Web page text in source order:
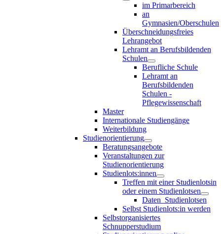
im Primarbereich
an
Gymnasien/Oberschulen
Überschneidungsfreies
Lehrangebot
Lehramt an Berufsbildenden
Schulen
Berufliche Schule
Lehramt an
Berufsbildenden
Schulen -
Pflegewissenschaft
Master
Internationale Studiengänge
Weiterbildung
Studienorientierung
Beratungsangebote
Veranstaltungen zur
Studienorientierung
Studienlots:innen
Treffen mit einer Studienlotsin
oder einem Studienlotsen
Daten_Studienlotsen
Selbst Studienlots:in werden
Selbstorganisiertes
Schnupperstudium